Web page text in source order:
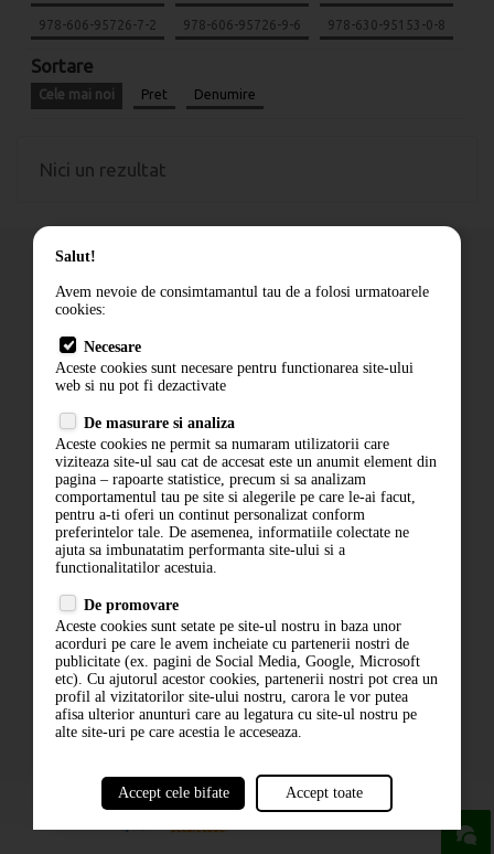
978-606-95726-7-2 978-606-95726-9-6 978-630-95153-0-8
Sortare
Cele mai noi Pret Denumire
Nici un rezultat
Cum comand
Livrare
Contact
Politica de confidentialitate
ANPC
ABONARE LA NEWSLETTER
ABONARE
Salut!
Avem nevoie de consimtamantul tau de a folosi urmatoarele
cookies:
Necesare
Aceste cookies sunt necesare pentru functionarea site-ului
web si nu pot fi dezactivate
De masurare si analiza
Aceste cookies ne permit sa numaram utilizatorii care
viziteaza site-ul sau cat de accesat este un anumit element din
pagina – rapoarte statistice, precum si sa analizam
comportamentul tau pe site si alegerile pe care le-ai facut,
pentru a-ti oferi un continut personalizat conform
preferintelor tale. De asemenea, informatiile colectate ne
ajuta sa imbunatatim performanta site-ului si a
functionalitatilor acestuia.
De promovare
Aceste cookies sunt setate pe site-ul nostru in baza unor
acorduri pe care le avem incheiate cu partenerii nostri de
publicitate (ex. pagini de Social Media, Google, Microsoft
etc). Cu ajutorul acestor cookies, partenerii nostri pot crea un
profil al vizitatorilor site-ului nostru, carora le vor putea
afisa ulterior anunturi care au legatura cu site-ul nostru pe
alte site-uri pe care acestia le acceseaza.
Accept cele bifate Accept toate